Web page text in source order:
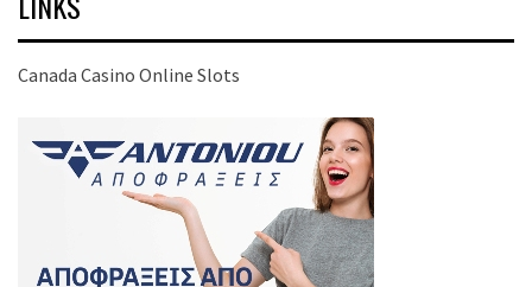
Canada Casino Online Slots